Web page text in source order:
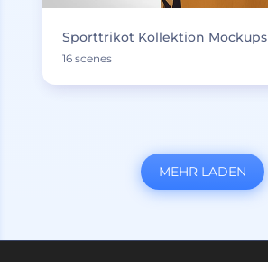
Sporttrikot Kollektion Mockups
16 scenes
MEHR LADEN